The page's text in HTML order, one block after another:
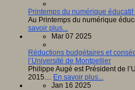
Printemps du numérique
Au Printemps du numérique
savoir plus...
Mar 07 2025
Réductions budgétaires et
l’Université de Montpellier
Philippe Augé est Président de
2015… En savoir plus...
Jan 16 2025